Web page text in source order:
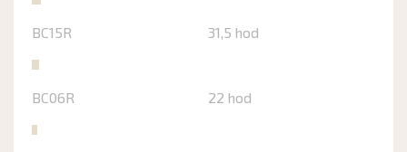
BC15R 31,5 hod
BC06R 22 hod